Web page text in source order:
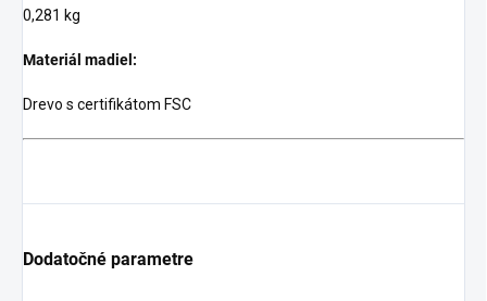
0,281 kg
Materiál madiel:
Drevo s certifikátom FSC
Dodatočné parametre